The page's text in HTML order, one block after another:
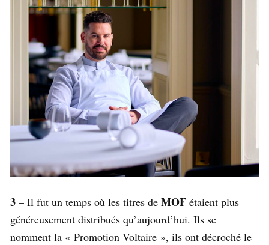
3 – Il fut un temps où les titres de MOF étaient plus
généreusement distribués qu’aujourd’hui. Ils se
nomment la « Promotion Voltaire », ils ont décroché le